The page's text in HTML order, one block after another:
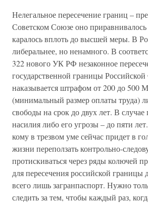
Нелегальное пересечение границ –
Советском Союзе оно
каралось вплоть до высшей меры. В
либеральнее, но ненамного. В
322 нового УК РФ незаконное
государственной границы
наказывается штрафом от 200 до 500
(минимальный размер оплаты труда)
свободы на срок до двух лет. В
насилия либо его угрозы – до пяти
кому в трезвом уме сейчас придет в
жизни переползать контрольно-
протискиваться через ряды колючей
для пересечения российской границы
всего лишь загранпаспорт. Нужно
следить за тем, чтобы каждый раз,